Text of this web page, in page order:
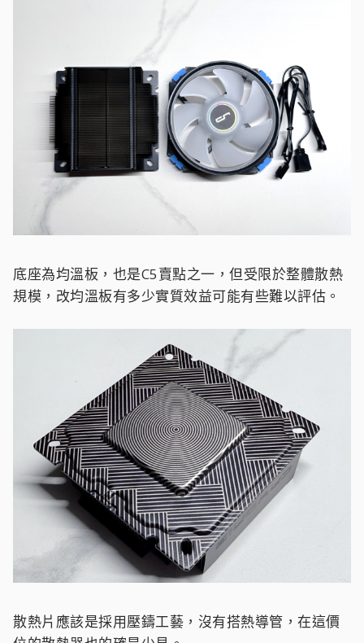
底座為均溫板，也是C5賣點之一，但受限於整體散熱
規模，改均溫板有多少實質效益可能有些難以評估。
散熱片應該是採用壓鑄工藝，沒有搭熱導管，在這價